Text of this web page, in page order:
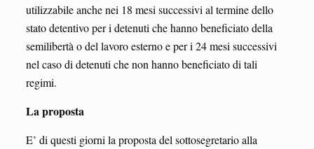
utilizzabile anche nei 18 mesi successivi al termine dello
stato detentivo per i detenuti che hanno beneficiato della
semilibertà o del lavoro esterno e per i 24 mesi successivi
nel caso di detenuti che non hanno beneficiato di tali
regimi.
La proposta
E’ di questi giorni la proposta del sottosegretario alla